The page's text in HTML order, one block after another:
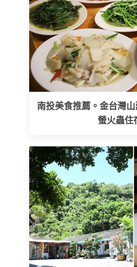
南投美食推薦。金台灣
螢火蟲住